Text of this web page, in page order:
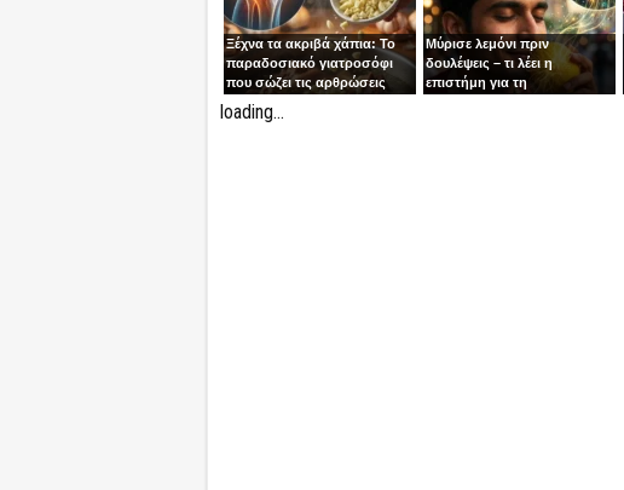
Ξέχνα τα ακριβά χάπια: Το
παραδοσιακό γιατροσόφι
που σώζει τις αρθρώσεις
Μύρισε λεμόνι πριν
δουλέψεις – τι λέει η
επιστήμη για τη
loading...